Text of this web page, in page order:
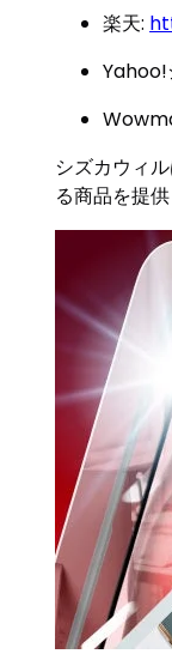
楽天:
Yahoo!
シズカウィ
る商品を提